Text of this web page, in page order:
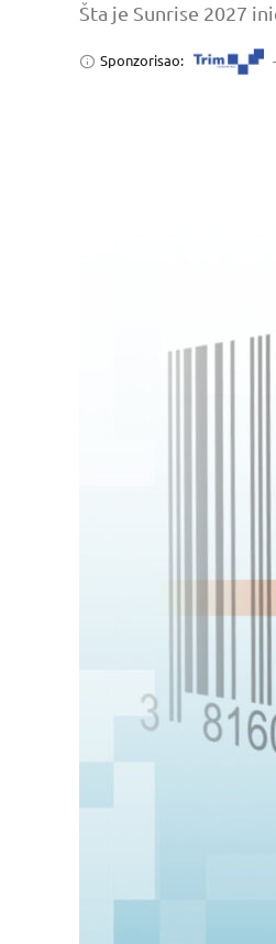
Šta je Sunrise 2027
Sponzorisao: